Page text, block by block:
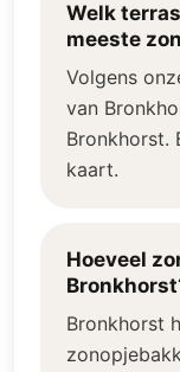
Welk
meeste
Volgens
van
Bronkhorst.
kaart.
Hoeveel
Bronkhorst